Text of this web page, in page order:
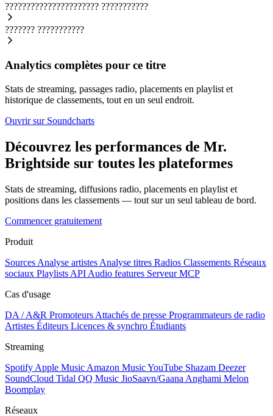
?????????????????????? ???????????
??????? ???????????
Analytics complètes pour ce titre
Stats de streaming, passages radio, placements en playlist et
historique de classements, tout en un seul endroit.
Ouvrir sur Soundcharts
Découvrez les performances de Mr.
Brightside sur toutes les plateformes
Stats de streaming, diffusions radio, placements en playlist et
positions dans les classements — tout sur un seul tableau de bord.
Commencer gratuitement
Produit
Sources Analyse artistes Analyse titres Radios Classements Réseaux
sociaux Playlists API Audio features Serveur MCP
Cas d'usage
DA / A&R Promoteurs Attachés de presse Programmateurs de radio
Artistes Éditeurs Licences & synchro Étudiants
Streaming
Spotify Apple Music Amazon MusicYouTube Shazam Deezer
SoundCloud Tidal QQ Music JioSaavn/Gaana Anghami Melon
Boomplay
Réseaux